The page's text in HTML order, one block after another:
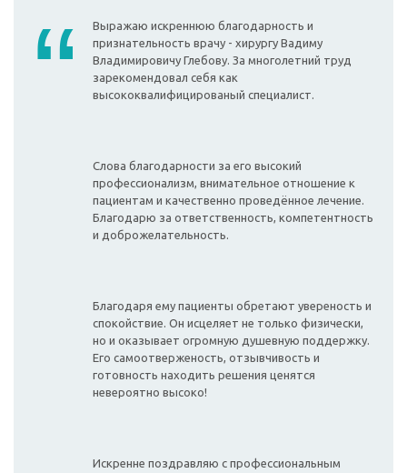
Выражаю искреннюю благодарность и
признательность врачу - хирургу Вадиму
Владимировичу Глебову. За многолетний труд
зарекомендовал себя как
высококвалифицированый специалист.
Слова благодарности за его высокий
профессионализм, внимательное отношение к
пациентам и качественно проведённое лечение.
Благодарю за ответственность, компетентность
и доброжелательность.
Благодаря ему пациенты обретают увереность и
спокойствие. Он исцеляет не только физически,
но и оказывает огромную душевную поддержку.
Его самоотверженость, отзывчивость и
готовность находить решения ценятся
невероятно высоко!
Искренне поздравляю с профессиональным